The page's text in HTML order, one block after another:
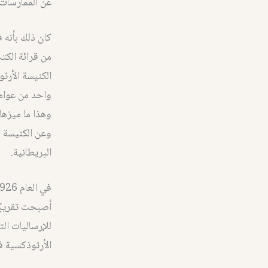
كان ذلك
من قرائة
الكنيسة
واحد من
وهذا ما
وعن الكنيسة
البريطانية.
أصبحت
للإرساليات
الأرثوذكسية